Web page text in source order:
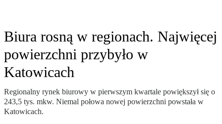
Biura rosną w regionach. Najwięcej
powierzchni przybyło w
Katowicach
Regionalny rynek biurowy w pierwszym kwartale powiększył się o
243,5 tys. mkw. Niemal połowa nowej powierzchni powstała w
Katowicach.